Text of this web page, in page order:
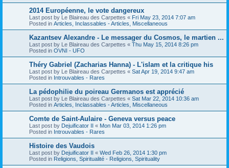
2014 Européenne, le vote dangereux
Last post by Le Blaireau des Carpettes « Fri May 23, 2014 7:07 am
Posted in Articles, Inclassables - Articles, Miscellaneous
Kazantsev Alexandre - Le messager du Cosmos, le martien ...
Last post by Le Blaireau des Carpettes « Thu May 15, 2014 8:26 pm
Posted in OVNI - UFO
Théry Gabriel (Zacharias Hanna) - L'islam et la critique his
Last post by Le Blaireau des Carpettes « Sat Apr 19, 2014 9:47 am
Posted in Introuvables - Rares
La pédophilie du poireau Germanos est apprécié
Last post by Le Blaireau des Carpettes « Sat Mar 22, 2014 10:36 am
Posted in Articles, Inclassables - Articles, Miscellaneous
Comte de Saint-Aulaire - Geneva versus peace
Last post by Dejuificator II « Mon Mar 03, 2014 1:26 pm
Posted in Introuvables - Rares
Histoire des Vaudois
Last post by Dejuificator II « Wed Feb 26, 2014 1:30 pm
Posted in Religions, Spiritualité - Religions, Spirituality